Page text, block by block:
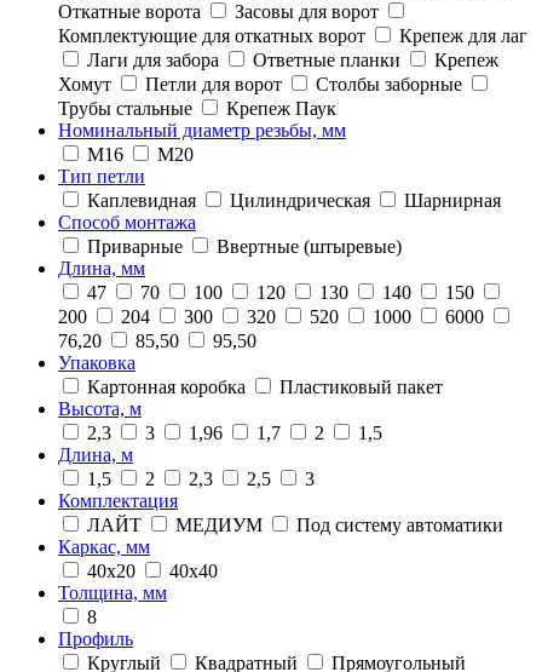
Откатные ворота
Засовы для ворот
Комплектующие для откатных ворот
Крепеж для лаг
Лаги для забора
Ответные планки
Крепеж
Хомут
Петли для ворот
Столбы заборные
Трубы стальные
Крепеж Паук
Номинальный диаметр резьбы, мм
М16
М20
Тип петли
Каплевидная
Цилиндрическая
Шарнирная
Способ монтажа
Приварные
Ввертные (штыревые)
Длина, мм
47
70 100 120 130 140
150
200
204 300 320 520 1000
6000
76,20
85,50
95,50
Упаковка
Картонная коробка
Пластиковый пакет
Высота, м
2,3
3 1,96 1,7 2
1,5
Длина, м
1,5
2 2,3 2,5
3
Комплектация
ЛАЙТ
МЕДИУМ
Под систему автоматики
Каркас, мм
40x20
40x40
Толщина, мм
8
Профиль
Круглый
Квадратный
Прямоугольный